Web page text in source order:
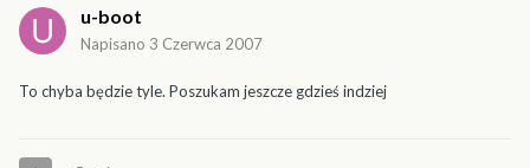
u-boot
Napisano 3 Czerwca 2007
To chyba będzie tyle. Poszukam jeszcze gdzieś indziej